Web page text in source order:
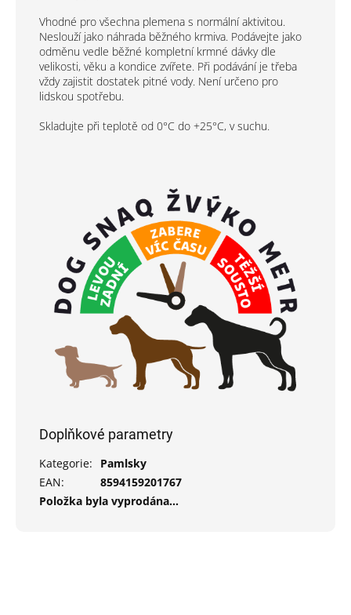
Vhodné pro všechna plemena s normální aktivitou.
Neslouží jako náhrada běžného krmiva. Podávejte jako
odměnu vedle běžné kompletní krmné dávky dle
velikosti, věku a kondice zvířete. Při podávání je třeba
vždy zajistit dostatek pitné vody. Není určeno pro
lidskou spotřebu.
Skladujte při teplotě od 0°C do +25°C, v suchu.
Doplňkové parametry
Kategorie:
Pamlsky
EAN:
8594159201767
Položka byla vyprodána…